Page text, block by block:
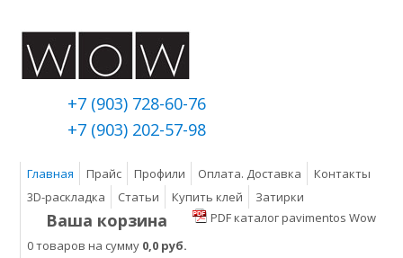
+7 (903) 728-60-76
+7 (903) 202-57-98
Главная Прайс Профили Оплата. Доставка
Контакты
3D-раскладка
Статьи Купить клей Затирки
Ваша корзина
0 товаров на сумму 0,0 руб.
PDF каталог pavimentos Wow